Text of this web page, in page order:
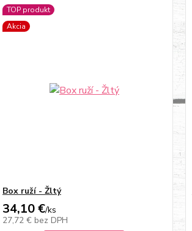
TOP produkt
Akcia
Box ruží - Žltý
34,10 €/ks
27,72 € bez DPH